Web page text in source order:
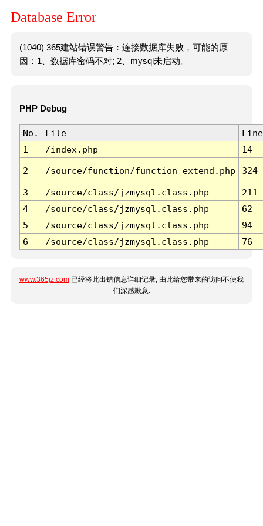
Database Error
(1040) 365建站错误警告：连接数据库失败，可能的原
因：1、数据库密码不对; 2、mysql未启动。
PHP Debug
No. File
Line
1
/index.php 14
2 /source/function/function_extend.php 324
3 /source/class/jzmysql.class.php
211
4
/source/class/jzmysql.class.php
62
5
/source/class/jzmysql.class.php
94
6
/source/class/jzmysql.class.php 76
www.365jz.com 已经将此出错信息详细记录, 由此给您带来的访问不便我
们深感歉意.